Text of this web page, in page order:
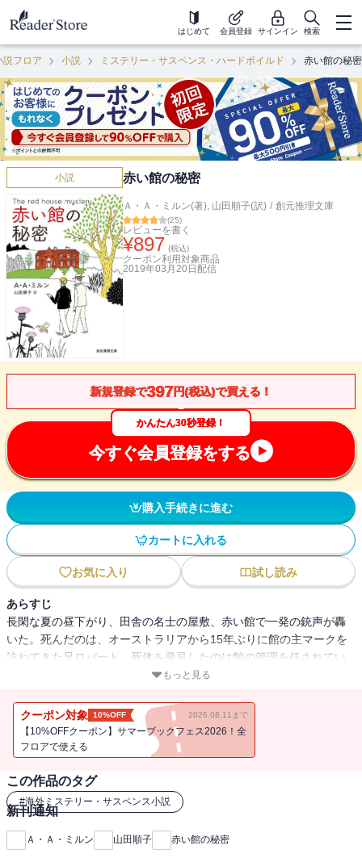
はじめて 会員登録 サインイン 検索
説フロア 小説 ミステリー・サスペンス・ハードボイルド 赤い館の秘密
小説 赤い館の秘密
Ａ・Ａ・ミルン(著), 山田順子(訳) / 創元推理文庫
(25)
レビューを書く
¥897 (税込)
クーポン利用対象商品
2019年03月20日 配信
新規登録で397円(税込)で買える！
かんたん30秒登録！
今すぐ会員登録をする
購入手続きに進む
カートに入れる
お気に入り 試し読み
あらすじ
長閑な夏の昼下がり、田舎の名士の屋敷、赤い館で一発の銃声が轟
いた。死んだのは、オーストラリアから15年ぶりに館の主マークを
訪ねてきた兄ロバート。死体を発見したのは館の管理を任されてい
るマークの従弟ケイリーと、館に滞在中の友人を訪ねてきた青年ギ
がかかるが、肝心のマークの行方は杳として知れない。興味を惹か
れたギリンガムは、友人ベヴァリーをワトスン役に、事件を調べ始
める。『クマのプーさん』で有名な英国の劇作家ミルンが書いた長
もっと見る
クーポン対象 10%OFF 2026.08.11まで
【10%OFFクーポン】サマーブックフェス2026！全
フロアで使える
この作品のタグ
#海外ミステリー・サスペンス小説
新刊通知
Ａ・Ａ・ミルン 山田順子 赤い館の秘密